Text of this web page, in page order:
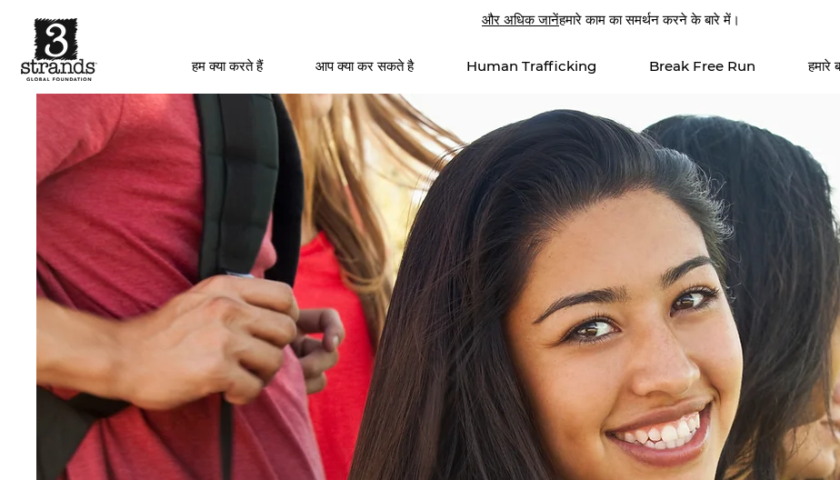
और अधिक जानेंहमारे काम का समर्थन करने के बारे में।
हम क्या करते हैं आप क्या कर सकते है Human Trafficking Break Free Run हमारे